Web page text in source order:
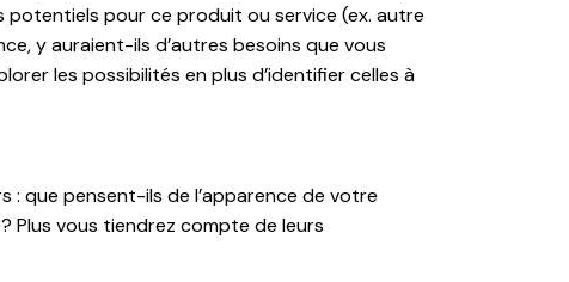
potentiels pour ce produit ou service (ex. autre
y auraient-ils d’autres besoins que vous
les possibilités en plus d’identifier celles à
que pensent-ils de l’apparence de votre
Plus vous tiendrez compte de leurs